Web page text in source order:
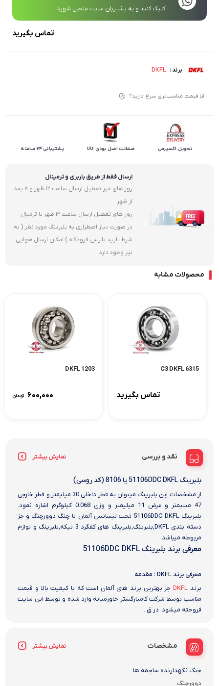
کلیک کنید و به پشتیبان سایت متصل شوید
تماس بگیرید
برند : DKFL
آیا قیمت مناسب‌تری سراغ دارید؟
تحویل اکسپرس ضمانت اصل بودن کالا پشتیبانی 24 ساعته
ارسال فقط از طریق باربری و ترمینال
روز های غیر تعطیل ارسال ساعت 12 ظهر و 8 بعد
از ظهر
روز های تعطیل ارسال ساعت 12 ظهر با ترمیال
در صورت نیاز اضطراری به بلبرینگ مورد نظر ( به
شرط تایید پلیس فرودگاه ) امکان ارسال هوایی
نیز وجود دارد
محصولات مشابه
6315 C3 DKFL
تماس بگیرید
1203 DKFL
۶۰۰,۰۰۰ تومان
نقد و بررسی نمایش بیشتر
بلبرینگ 51106DDC DKFL یا 8106 (کد روسی)
از مشخصات این بلبرینگ میتوان به قطر داخلی 30 میلیمتر و قطر خارجی
47 میلیمتر و عرض 11 میلیمتر و وزن 0.068 کیلوگرم اشاره نمود.
بلبرینگ 51106DDC DKFL تحت لیسانس آلمان با چنگ دوورچنگ و جز
دسته بندی DKFL,بلبرینگ,بلبرینگ های کفگرد 3 تیکه,بلبرینگ و لوازم
مربوطه میباشد.
معرفی برند بلبرینگ 51106DDC DKFL
معرفی برند DKFL : مقدمه
برند DKFLجز بهترین برند های آلمان است که با کیفیت بالا و قیمت
مناسب توسط شرکت کامیارگستر خاورمیانه وارد شده و توسط این سایت
فروخته میشود. در ق...
مشخصات نمایش بیشتر
چنگ نگهدارنده ساچمه ها
دوورچنگ